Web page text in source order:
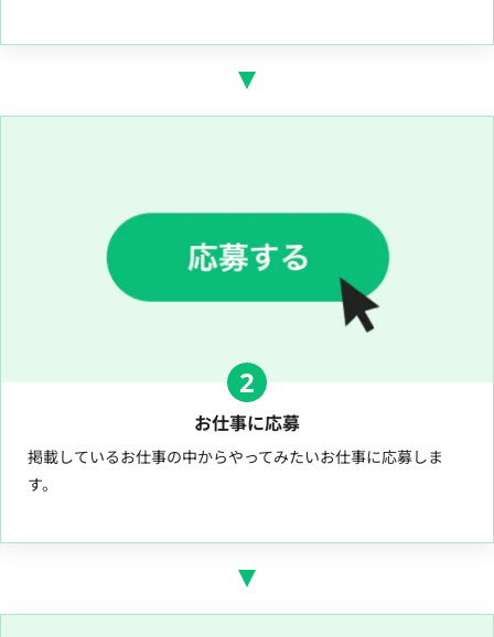
2
お仕事に応募
掲載しているお仕事の中からやってみたいお仕事に応募しま
す。